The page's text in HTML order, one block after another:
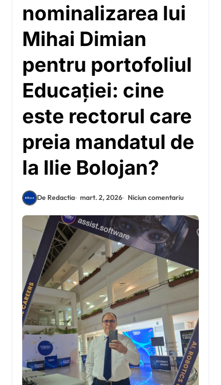
nominalizarea lui
Mihai Dimian
pentru portofoliul
Educației: cine
este rectorul care
preia mandatul de
la Ilie Bolojan?
De Redactia mart. 2, 2026 Niciun comentariu